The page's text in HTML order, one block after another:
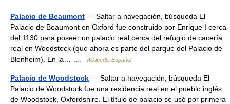
Palacio de Beaumont — Saltar a navegación, búsqueda El
Palacio de Beaumont en Oxford fue construido por Enrique I cerca
del 1130 para poseer un palacio real cerca del refugio de cacería
real en Woodstock (que ahora es parte del parque del Palacio de
Blenheim). En la… …
Wikipedia Español
Palacio de Woodstock — Saltar a navegación, búsqueda El
Palacio de Woodstock fue una residencia real en el pueblo inglés
de Woodstock, Oxfordshire. El título de palacio se usó por primera